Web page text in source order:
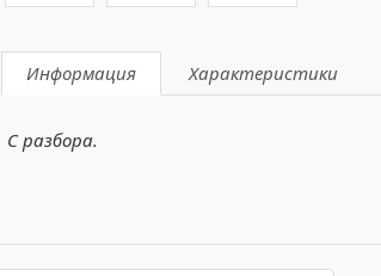
Информация Характеристики
С разбора.